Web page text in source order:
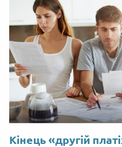
Кінець «другій